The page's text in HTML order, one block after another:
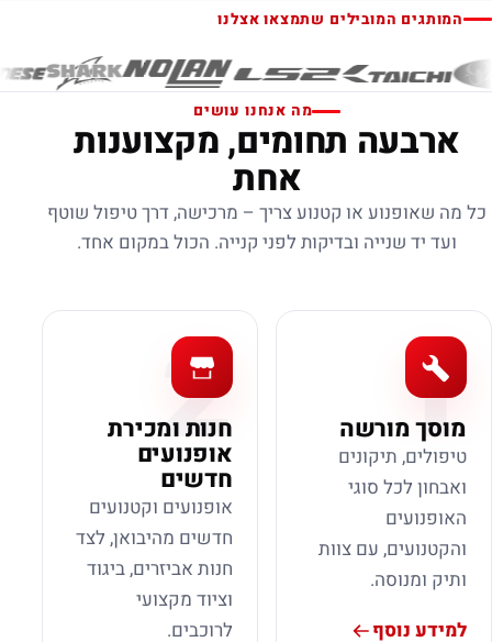
המותגים המובילים שתמצאו אצלנו
מה אנחנו עושים
ארבעה תחומים, מקצוענות
אחת
כל מה שאופנוע או קטנוע צריך – מרכישה, דרך טיפול שוטף
ועד יד שנייה ובדיקות לפני קנייה. הכול במקום אחד.
1
מוסך מורשה
טיפולים, תיקונים
ואבחון לכל סוגי
האופנועים
והקטנועים, עם צוות
ותיק ומנוסה.
למידע נוסף
2
חנות ומכירת
אופנועים
חדשים
אופנועים וקטנועים
חדשים מהיבואן, לצד
חנות אביזרים, ביגוד
וציוד מקצועי
לרוכבים.